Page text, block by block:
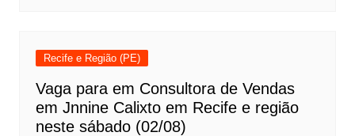
Recife e Região (PE)
Vaga para em Consultora de Vendas
em Jnnine Calixto em Recife e região
neste sábado (02/08)